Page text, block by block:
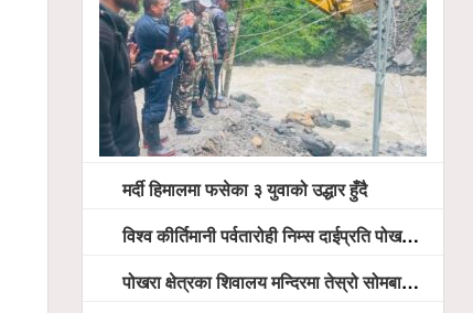
मर्दी हिमालमा फसेका ३ युवाको उद्धार हुँदै
विश्व कीर्तिमानी पर्वतारोही निम्स दाईप्रति पोखरामा श्रद्धाञ्जली, दीप प्रज्वलन गर्दै योगदानको प्रशंसा (भिडियो सहित)
पोखरा क्षेत्रका शिवालय मन्दिरमा तेस्रो सोमबार भक्तजनको बिहानैदेखि घुइँचो